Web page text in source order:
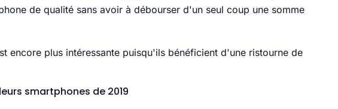
de qualité sans avoir à débourser d'un seul coup une somme
encore plus intéressante puisqu'ils bénéficient d'une ristourne de
smartphones de 2019